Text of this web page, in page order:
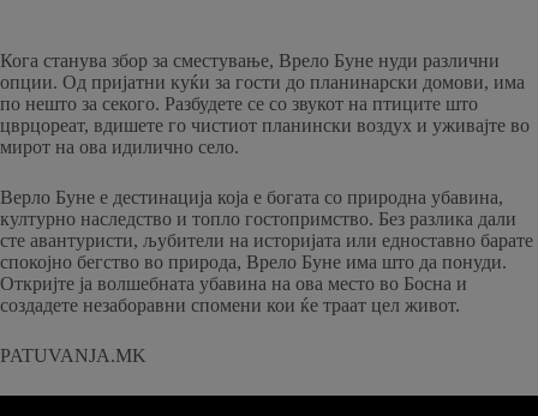
Кога станува збор за сместување, Врело Буне нуди различни
опции. Од пријатни куќи за гости до планинарски домови, има
по нешто за секого. Разбудете се со звукот на птиците што
цврцореат, вдишете го чистиот планински воздух и уживајте во
мирот на ова идилично село.
Верло Буне е дестинација која е богата со природна убавина,
културно наследство и топло гостопримство. Без разлика дали
сте авантуристи, љубители на историјата или едноставно барате
спокојно бегство во природа, Врело Буне има што да понуди.
Откријте ја волшебната убавина на ова место во Босна и
создадете незаборавни спомени кои ќе траат цел живот.
PATUVANJA.MK